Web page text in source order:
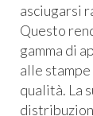
asciugarsi
Questo
gamma di
alle
qualità. La